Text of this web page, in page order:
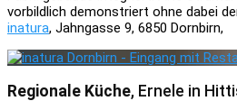
vorbildlich demonstriert ohne dabei
inatura, Jahngasse 9, 6850 Dornbirn,
Regionale Küche, Ernele in